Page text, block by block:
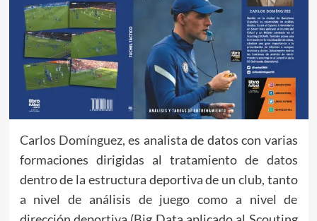
Carlos Domínguez, es analista de datos con varias
formaciones dirigidas al tratamiento de datos
dentro de la estructura deportiva de un club, tanto
a nivel de análisis de juego como a nivel de